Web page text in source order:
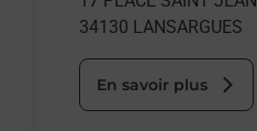
34130 LANSARGUES
En savoir plus